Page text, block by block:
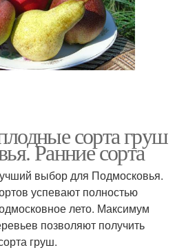
сорта груш
Ранние сорта
выбор для Подмосковья.
успевают полностью
лето. Максимум
позволяют получить
груш.